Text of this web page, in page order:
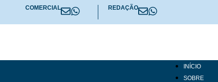
COMERCIAL REDAÇÃO
INÍCIO
SOBRE